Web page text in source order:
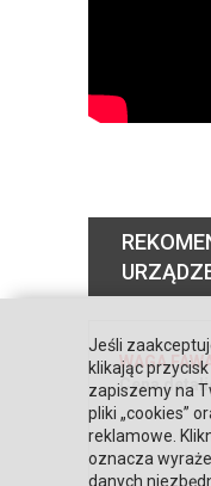
WAGA
Cena
Jeśli
klikając
zapiszemy na
pliki „cookies”
reklamowe.
oznacza
danych